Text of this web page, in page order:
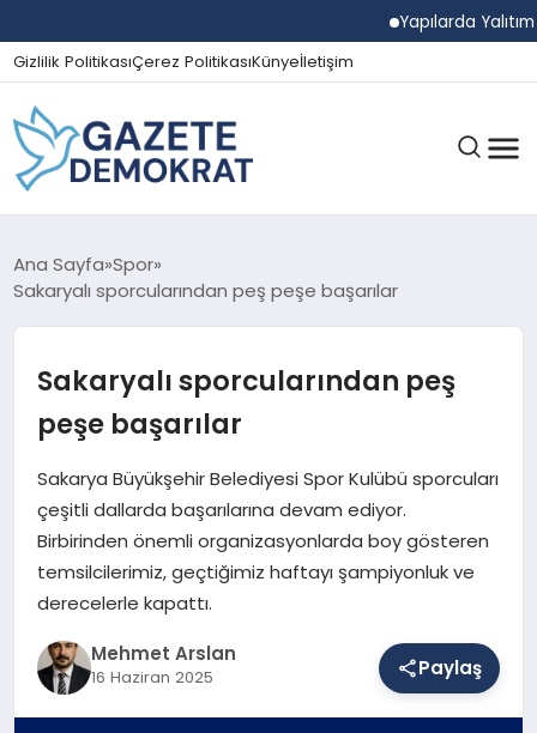
Yapılarda Yalıtım Ve
Gizlilik PolitikasıÇerez PolitikasıKünyeİletişim
GÜNDEM
SPOR
MAGAZIN
SAĞLIK
Ana Sayfa Spor
Sakaryalı sporcularından peş peşe başarılar
Sakaryalı sporcularından peş
peşe başarılar
Sakarya Büyükşehir Belediyesi Spor Kulübü sporcuları
çeşitli dallarda başarılarına devam ediyor.
Birbirinden önemli organizasyonlarda boy gösteren
temsilcilerimiz, geçtiğimiz haftayı şampiyonluk ve
derecelerle kapattı.
Mehmet Arslan
16 Haziran 2025 Paylaş